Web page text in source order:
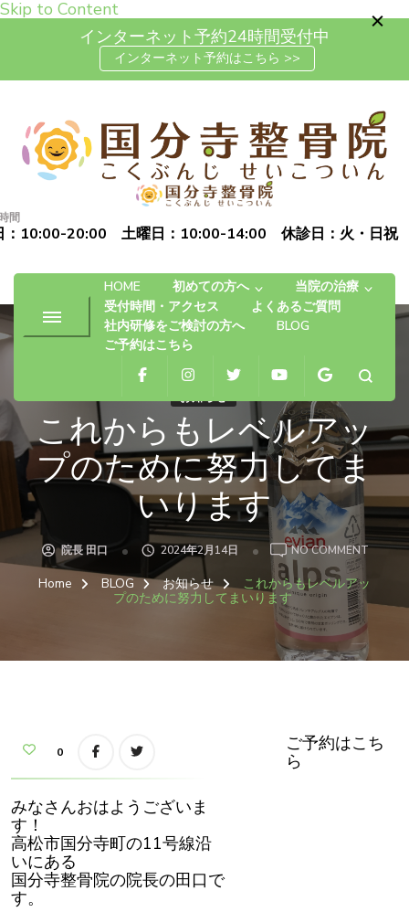
Skip to Content
インターネット予約24時間受付中
インターネット予約はこちら >>
高松市で肩こり・腰痛・坐骨神
経痛の整体なら国分寺整骨院
「お体の不安を自信に変える」完全予約制の自費治療専門の整
骨院です
間
：10:00-20:00 土曜日：10:00-14:00 休診日：火・日祝
HOME 初めての方へ
当院の治療
受付時間・アクセス
よくあるご質問
社内研修をご検討の方へ
BLOG
ご予約はこちら
お知らせ
これからもレベルアッ
プのために努力してま
いります
院長 田口 2024年2月14日 NO COMMENTON
か
も
ア
努
力
Home BLOG お知らせ
これからもレベルアッ
プのために努力してまいります
0
みなさんおはようございま
す！
高松市国分寺町の11号線沿
いにある
国分寺整骨院の院長の田口で
す。
ご予約はこち
ら